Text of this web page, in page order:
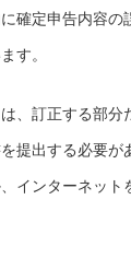
確定申告内容の
す。
、訂正する部分
提出する必要が
インターネット